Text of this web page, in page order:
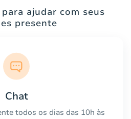
ajudar com seus
presente
Chat
todos os dias das 10h às